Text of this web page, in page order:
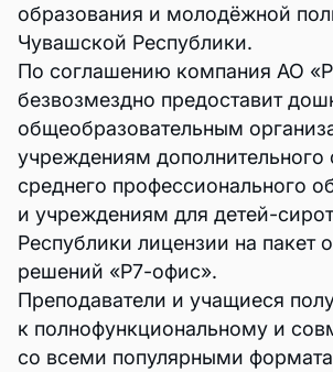
образования и молодёжной
Чувашской Республики.
По соглашению компания АО
безвозмездно предоставит
общеобразовательным
учреждениям дополнительного
среднего профессионального
и учреждениям для детей-
Республики лицензии на пакет
решений «Р7-офис».
Преподаватели и учащиеся
к полнофункциональному и
со всеми популярными